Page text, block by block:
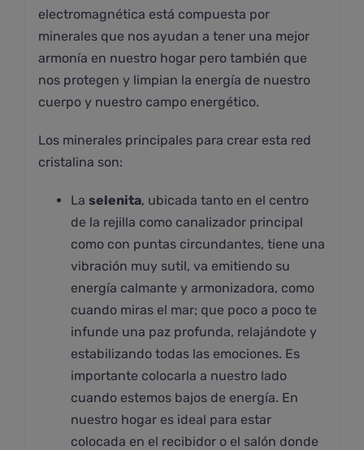
electromagnética está compuesta por
minerales que nos ayudan a tener una mejor
armonía en nuestro hogar pero también que
nos protegen y limpian la energía de nuestro
cuerpo y nuestro campo energético.
Los minerales principales para crear esta red
cristalina son:
La selenita, ubicada tanto en el centro
de la rejilla como canalizador principal
como con puntas circundantes, tiene una
vibración muy sutil, va emitiendo su
energía calmante y armonizadora, como
cuando miras el mar; que poco a poco te
infunde una paz profunda, relajándote y
estabilizando todas las emociones. Es
importante colocarla a nuestro lado
cuando estemos bajos de energía. En
nuestro hogar es ideal para estar
colocada en el recibidor o el salón donde